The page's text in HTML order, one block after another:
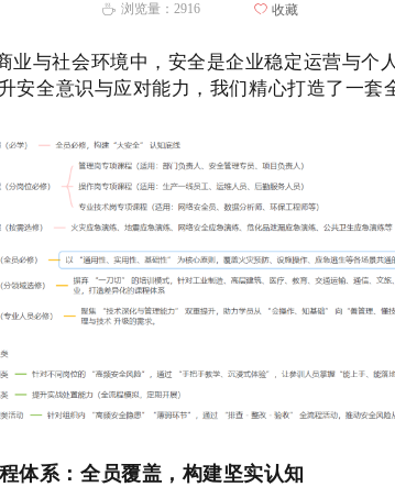
业与社会环境中，安全是企业稳定运营与个
安全意识与应对能力，我们精心打造了一套
体系：全员覆盖，构建坚实认知
ꄘ 浏览量： 2916 ꄀ 收藏